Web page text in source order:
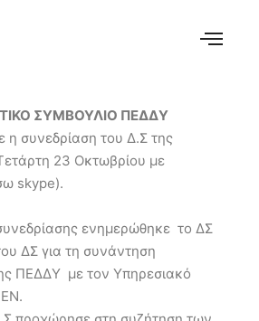
ΣΥΜΒΟΥΛΙΟ ΠΕΔΔΥ
η συνεδρίαση του Δ.Σ της
23 Οκτωβρίου με
skype).
ενημερώθηκε το ΔΣ
ΔΣ για τη συνάντηση
ΠΕΔΔΥ με τον Υπηρεσιακό